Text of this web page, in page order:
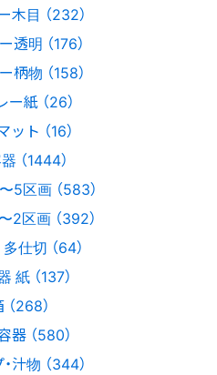
木目 （232）
透明 （176）
柄物 （158）
紙 （26）
ット （16）
（1444）
5区画 （583）
2区画 （392）
仕切 （64）
紙 （137）
268）
器 （580）
汁物 （344）